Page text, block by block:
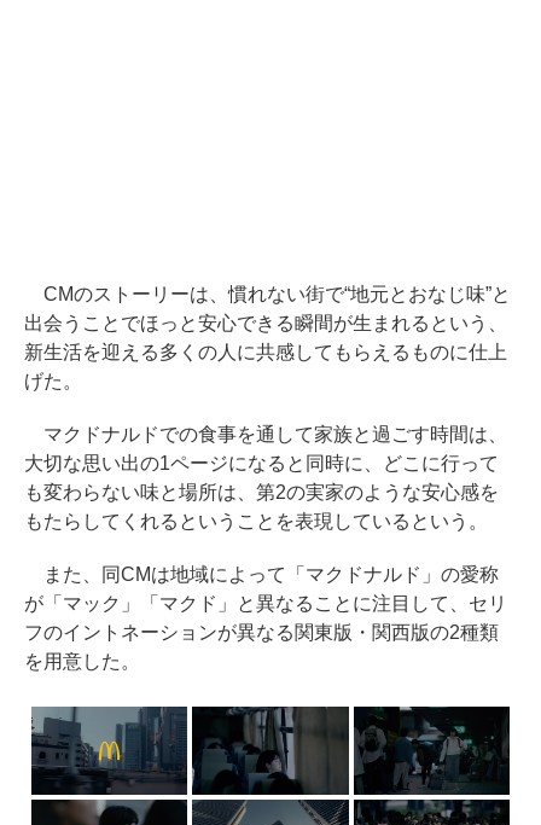
CMのストーリーは、慣れない街で“地元とおなじ味”と
出会うことでほっと安心できる瞬間が生まれるという、
新生活を迎える多くの人に共感してもらえるものに仕上
げた。
マクドナルドでの食事を通して家族と過ごす時間は、
大切な思い出の1ページになると同時に、どこに行って
も変わらない味と場所は、第2の実家のような安心感を
もたらしてくれるということを表現しているという。
また、同CMは地域によって「マクドナルド」の愛称
が「マック」「マクド」と異なることに注目して、セリ
フのイントネーションが異なる関東版・関西版の2種類
を用意した。